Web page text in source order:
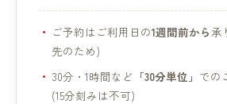
ご予約はご利用日の1週間前から 承
先のため)
30分・1時間など 「30分単位」 での
(15分刻みは不可)